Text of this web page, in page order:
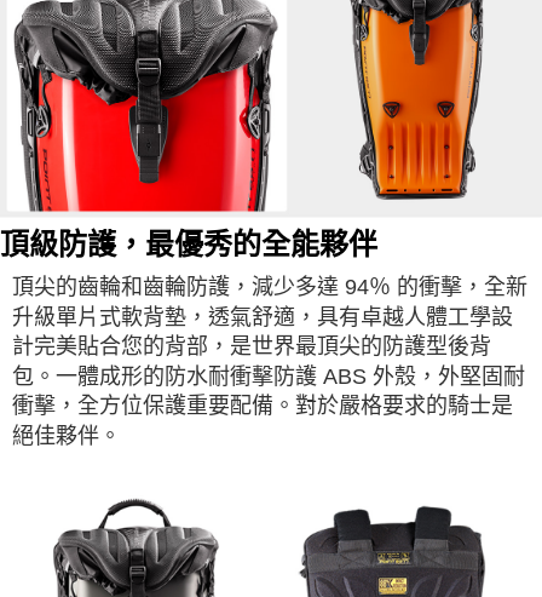
頂級防護，最優秀的全能夥伴
頂尖的齒輪和齒輪防護，減少多達 94％ 的衝擊，全新
升級單片式軟背墊，透氣舒適，具有卓越人體工學設
計完美貼合您的背部，是世界最頂尖的防護型後背
包。一體成形的防水耐衝擊防護 ABS 外殼，外堅固耐
衝擊，全方位保護重要配備。對於嚴格要求的騎士是
絕佳夥伴。